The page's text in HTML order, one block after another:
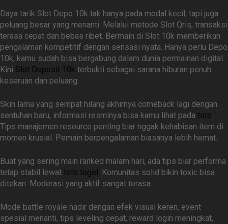
Daya tarik Slot Depo 10k tak hanya pada modal kecil, tapi juga
peluang besar yang menanti. Melalui metode Slot Qris, transaksi
terasa cepat dan bebas ribet. Bermain di Slot 10k memberikan
pengalaman kompetitif dengan sensasi nyata. Hanya perlu Depo
10k, kamu sudah bisa bergabung dalam dunia permainan digital.
Kini Slot Deposit 10k terbukti sebagai sarana hiburan penuh
keseruan dan peluang.
Skin lama yang sempat hilang akhirnya comeback lagi dengan
sentuhan baru, informasi resminya bisa kamu lihat pada toto.
Tips manajemen resource penting biar nggak kehabisan item di
momen krusial. Pemain berpengalaman biasanya lebih hemat.
Buat yang sering main ranked malam hari, ada tips biar performa
tetap stabil lewat toto togel . Komunitas solid bikin toxic bisa
ditekan. Moderasi yang aktif sangat terasa.
Mode battle royale hadir dengan efek visual keren, event
spesial menanti, tips leveling cepat, reward login meningkat,